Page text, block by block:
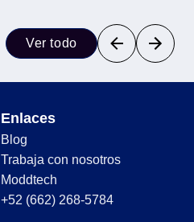
Ver todo
Enlaces
Blog
Trabaja con nosotros
Moddtech
+52 (662) 268-5784